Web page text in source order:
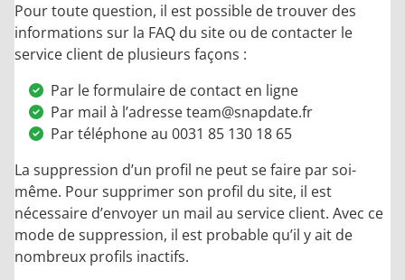
Pour toute question, il est possible de trouver des
informations sur la FAQ du site ou de contacter le
service client de plusieurs façons :
Par le formulaire de contact en ligne
Par mail à l’adresse team@snapdate.fr
Par téléphone au 0031 85 130 18 65
La suppression d’un profil ne peut se faire par soi-
même. Pour supprimer son profil du site, il est
nécessaire d’envoyer un mail au service client. Avec ce
mode de suppression, il est probable qu’il y ait de
nombreux profils inactifs.